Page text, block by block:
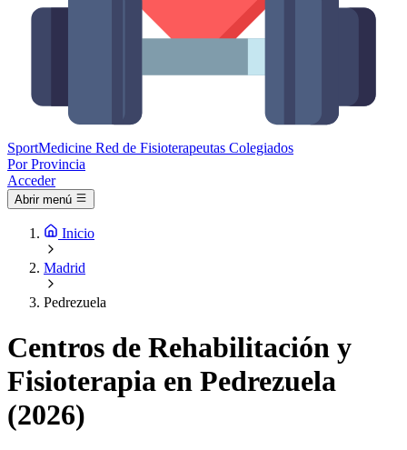
SportMedicine Red de Fisioterapeutas Colegiados
Por Provincia
Acceder
Abrir menú
Inicio
Madrid
Pedrezuela
Centros de Rehabilitación y
Fisioterapia en Pedrezuela
(2026)